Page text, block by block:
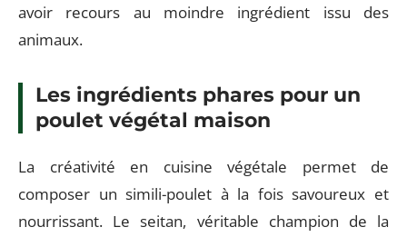
avoir recours au moindre ingrédient issu des
animaux.
Les ingrédients phares pour un
poulet végétal maison
La créativité en cuisine végétale permet de
composer un simili-poulet à la fois savoureux et
nourrissant. Le seitan, véritable champion de la